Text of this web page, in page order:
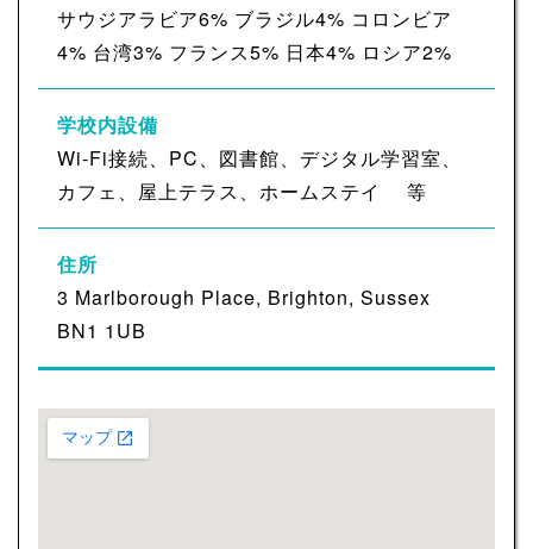
サウジアラビア6% ブラジル4% コロンビア
4% 台湾3% フランス5% 日本4% ロシア2%
学校内設備
Wi-Fi接続、PC、図書館、デジタル学習室、
カフェ、屋上テラス、ホームステイ 等
住所
3 Marlborough Place, Brighton, Sussex
BN1 1UB